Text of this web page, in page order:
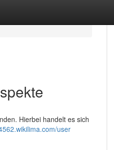
Hierbei handelt es sich
user